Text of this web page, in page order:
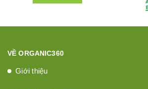
VỀ ORGANIC360
Giới thiệu